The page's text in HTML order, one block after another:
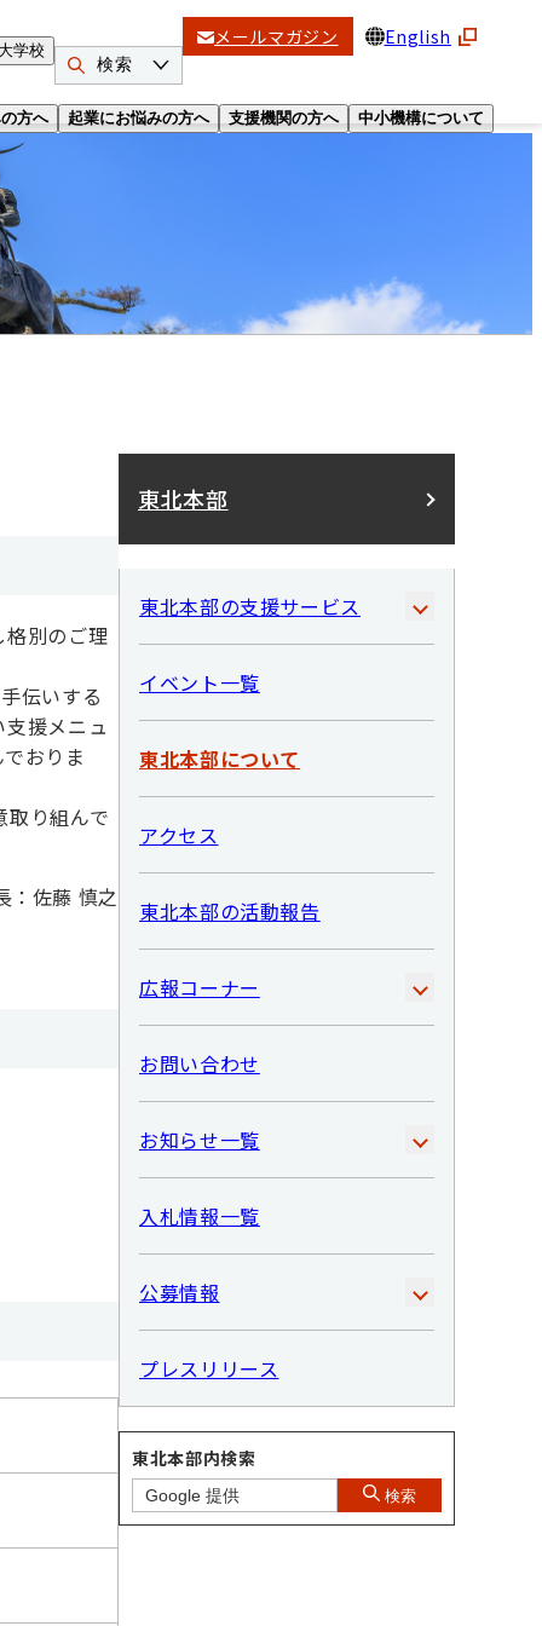
方へ 起業にお悩みの方へ 支援機関の方へ 中小機構について
学校
検索
メールマガジン English
格別のご理
伝いする
援メニュ
おりま
取り組んで
佐藤 慎之
東北本部
東北本部の支援サービス
イベント一覧
東北本部について
アクセス
東北本部の活動報告
広報コーナー
お問い合わせ
お知らせ一覧
入札情報一覧
公募情報
プレスリリース
東北本部内検索
検索